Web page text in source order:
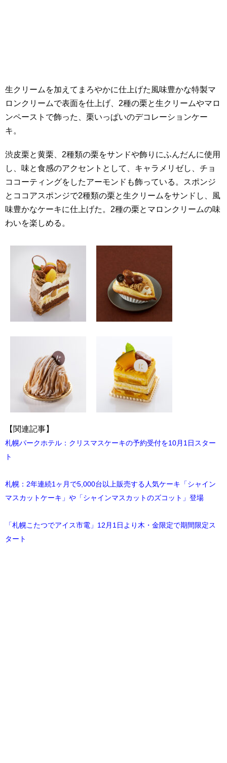
生クリームを加えてまろやかに仕上げた風味豊かな特製マ
ロンクリームで表面を仕上げ、2種の栗と生クリームやマロ
ンペーストで飾った、栗いっぱいのデコレーションケー
キ。
渋皮栗と黄栗、2種類の栗をサンドや飾りにふんだんに使用
し、味と食感のアクセントとして、キャラメリゼし、チョ
ココーティングをしたアーモンドも飾っている。スポンジ
とココアスポンジで2種類の栗と生クリームをサンドし、風
味豊かなケーキに仕上げた。2種の栗とマロンクリームの味
わいを楽しめる。
【関連記事】
札幌パークホテル：クリスマスケーキの予約受付を10月1日スター
ト
札幌：2年連続1ヶ月で5,000台以上販売する人気ケーキ「シャイン
マスカットケーキ」や「シャインマスカットのズコット」登場
「札幌こたつでアイス市電」12月1日より木・金限定で期間限定ス
タート